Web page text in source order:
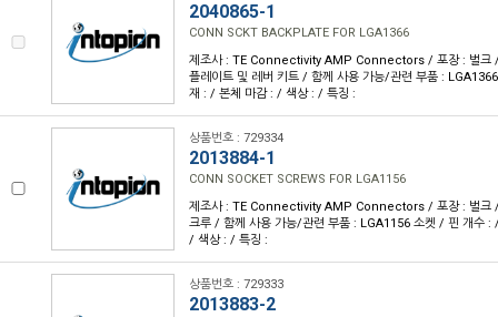
2040865-1
CONN SCKT BACKPLATE FOR LGA1366
제조사 : TE Connectivity AMP Connectors / 포장 : 벌크
플레이트 및 레버 키트 / 함께 사용 가능/관련 부품 :
재 : / 본체 마감 : / 색상 : / 특징 :
상품번호 : 729334
2013884-1
CONN SOCKET SCREWS FOR LGA1156
제조사 : TE Connectivity AMP Connectors / 포장 : 벌크
크루 / 함께 사용 가능/관련 부품 : LGA1156 소켓 / 핀 개수 :
/ 색상 : / 특징 :
상품번호 : 729333
2013883-2